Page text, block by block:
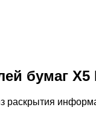
бумаг X5
раскрытия